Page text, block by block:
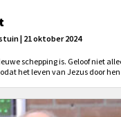
| 21 oktober 2024
schepping is. Geloof niet
het leven van Jezus door